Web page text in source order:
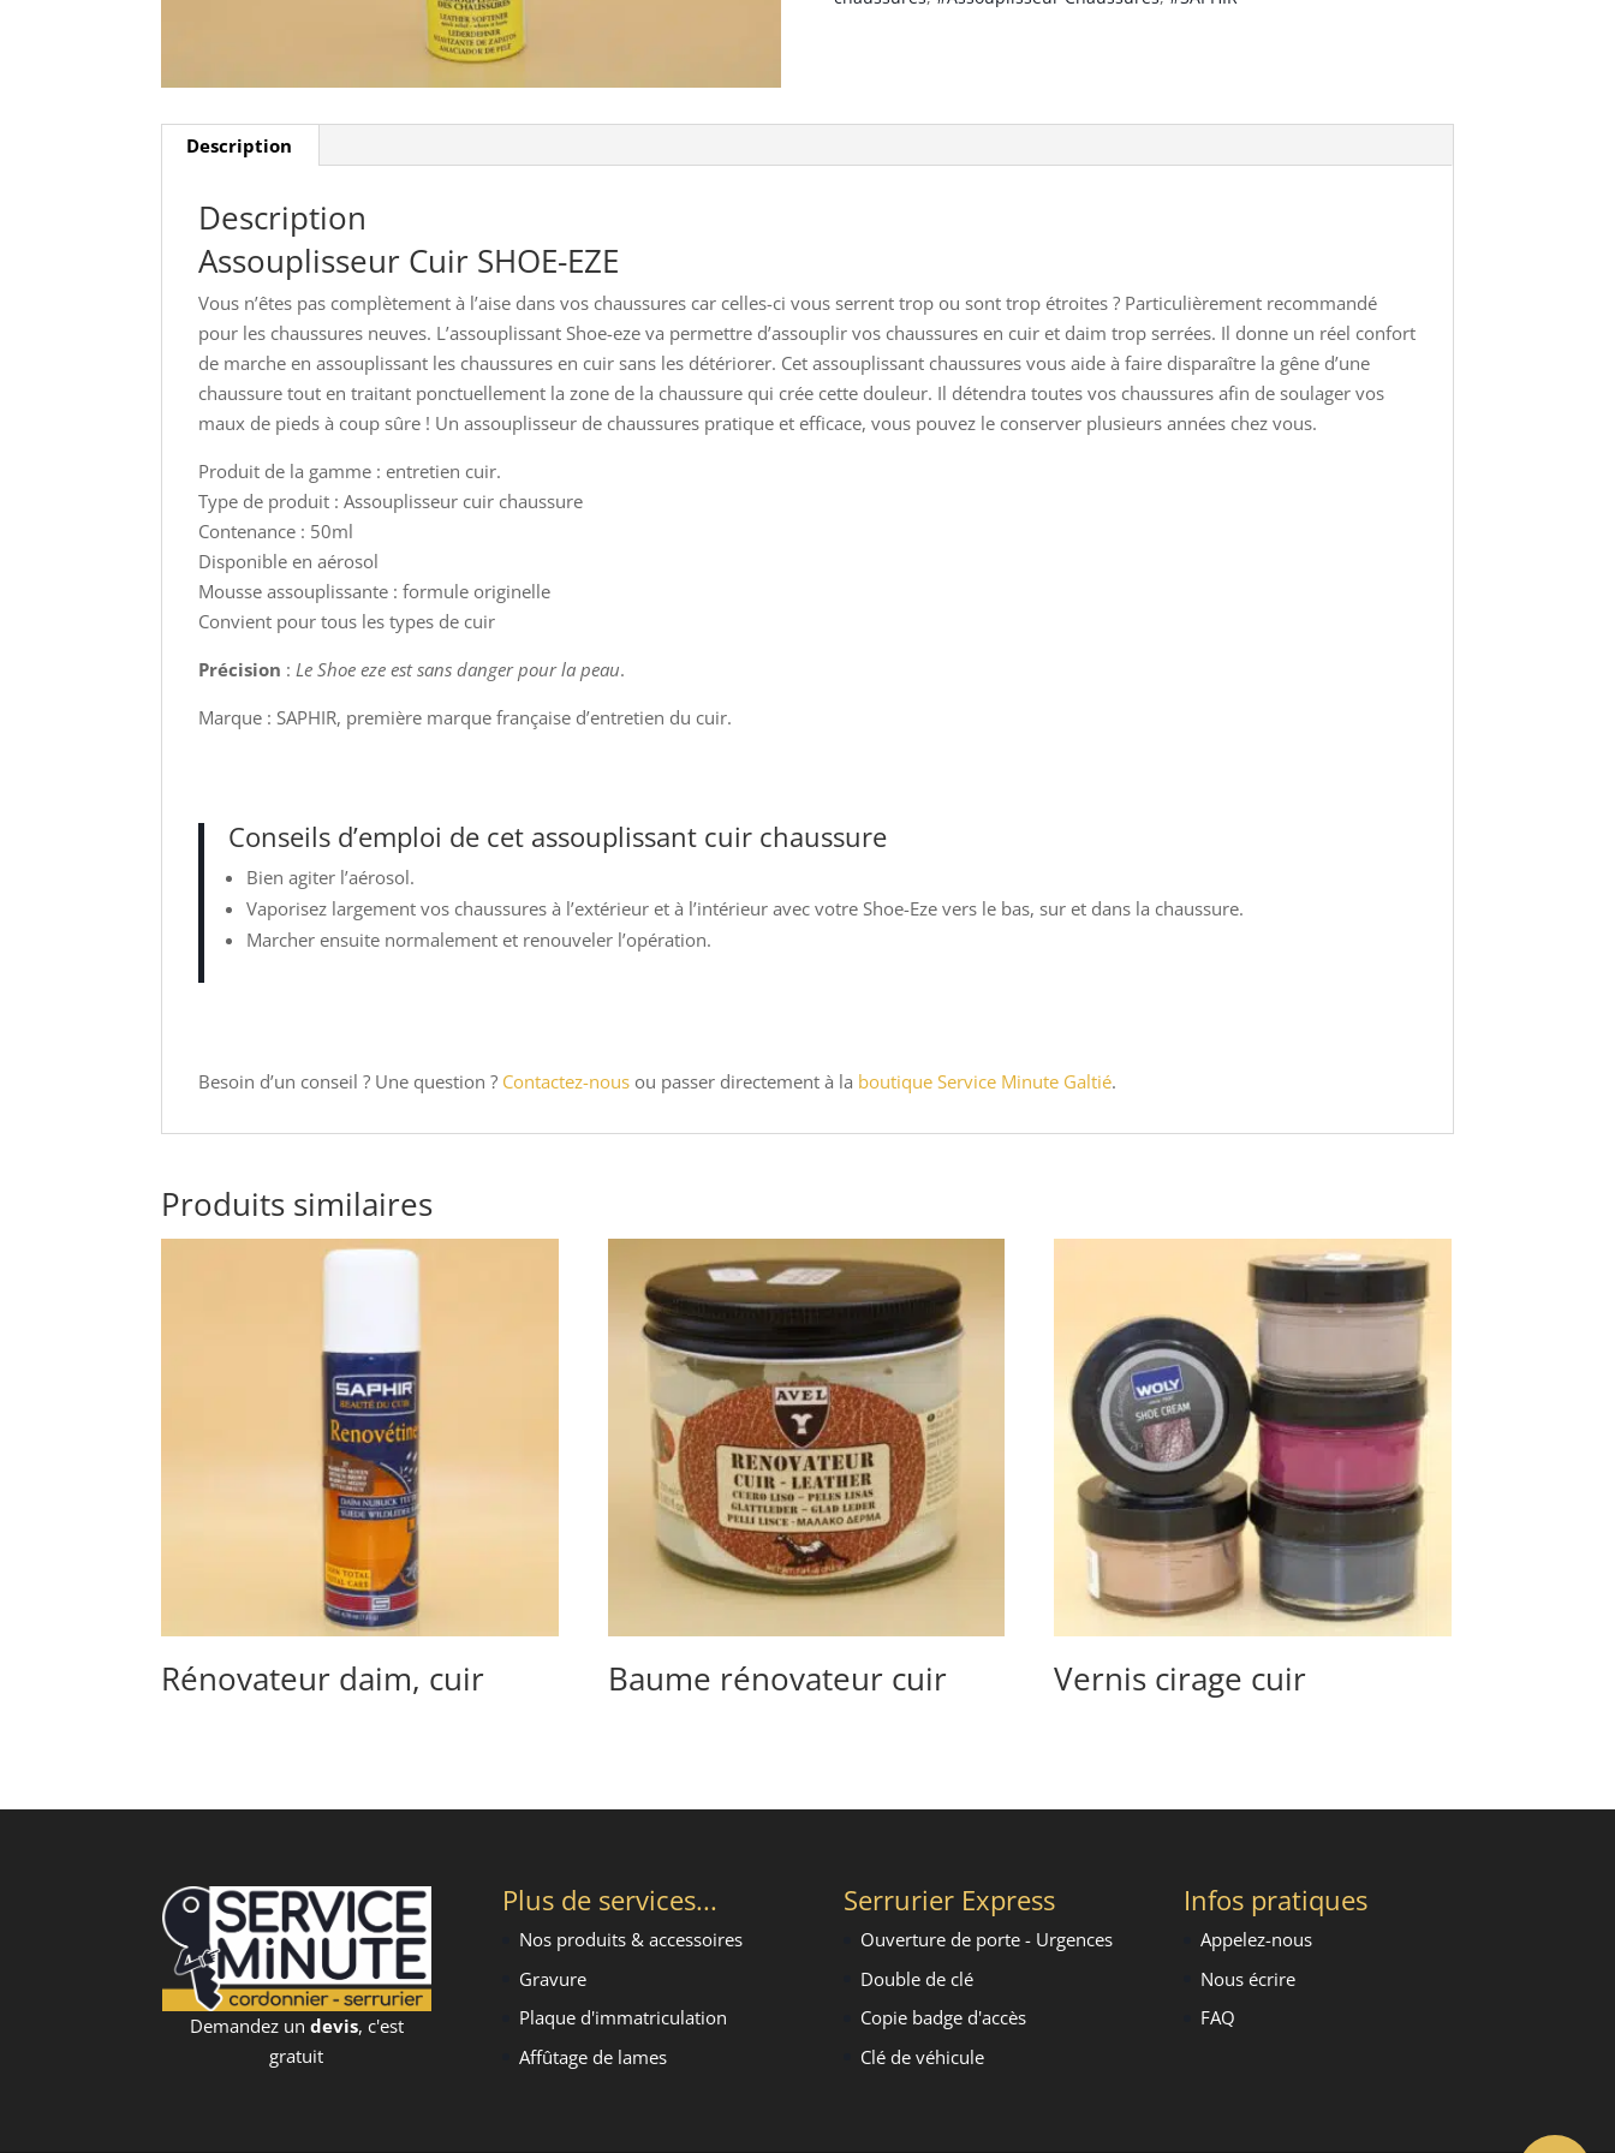
Description
Description
Assouplisseur Cuir SHOE-EZE
Vous n’êtes pas complètement à l’aise dans vos chaussures car celles-ci vous serrent trop ou sont trop étroites ? Particulièrement recommandé
pour les chaussures neuves. L’assouplissant Shoe-eze va permettre d’assouplir vos chaussures en cuir et daim trop serrées. Il donne un réel confort
de marche en assouplissant les chaussures en cuir sans les détériorer. Cet assouplissant chaussures vous aide à faire disparaître la gêne d’une
chaussure tout en traitant ponctuellement la zone de la chaussure qui crée cette douleur. Il détendra toutes vos chaussures afin de soulager vos
maux de pieds à coup sûre ! Un assouplisseur de chaussures pratique et efficace, vous pouvez le conserver plusieurs années chez vous.
Produit de la gamme : entretien cuir.
Type de produit : Assouplisseur cuir chaussure
Contenance : 50ml
Disponible en aérosol
Mousse assouplissante : formule originelle
Convient pour tous les types de cuir
Précision :Le Shoe eze est sans danger pour la peau.
Marque : SAPHIR, première marque française d’entretien du cuir.
Conseils d’emploi de cet assouplissant cuir chaussure
Bien agiter l’aérosol.
Vaporisez largement vos chaussures à l’extérieur et à l’intérieur avec votre Shoe-Eze vers le bas, sur et dans la chaussure.
Marcher ensuite normalement et renouveler l’opération.
Besoin d’un conseil ? Une question ? Contactez-nous ou passer directement à la boutique Service Minute Galtié.
Produits similaires
Rénovateur daim, cuir Baume rénovateur cuir Vernis cirage cuir
Demandez un devis, c'est
gratuit
Plus de services...
Nos produits & accessoires
Gravure
Plaque d'immatriculation
Affûtage de lames
Serrurier Express
Ouverture de porte - Urgences
Double de clé
Copie badge d'accès
Clé de véhicule
Infos pratiques
Appelez-nous
Nous écrire
FAQ